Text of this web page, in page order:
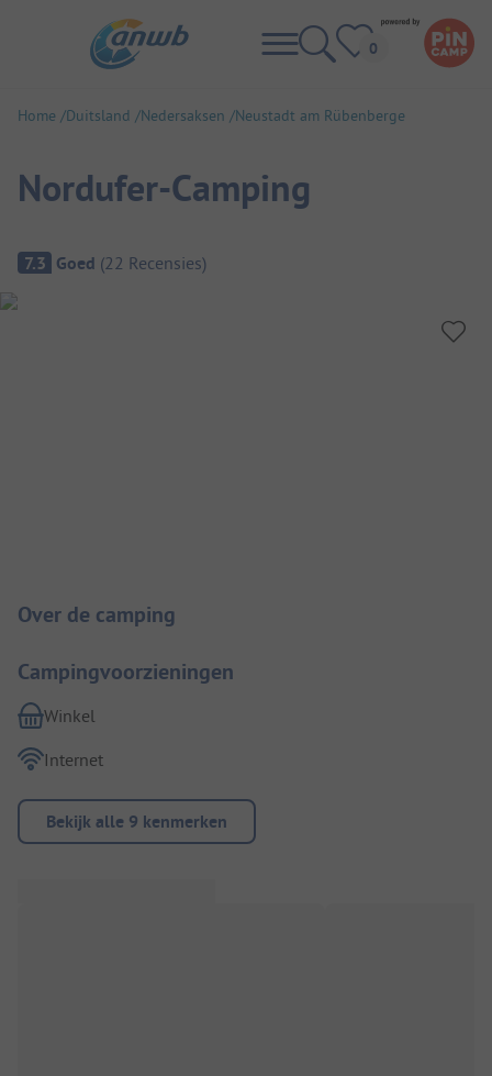
Home Duitsland Nedersaksen Neustadt am Rübenberge
Nordufer-Camping
Camping overzicht
7.3 Goed (22 Recensies)
Over de camping
Campingvoorzieningen
Winkel
Internet
Bekijk alle 9 kenmerken